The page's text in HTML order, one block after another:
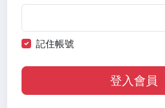
記住帳號
登入會員